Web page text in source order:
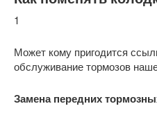
1
Может кому пригодится
обслуживание тормозов
Замена передних